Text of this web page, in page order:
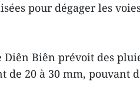
pour dégager les
Biên prévoit des
de 20 à 30 mm, pouvant